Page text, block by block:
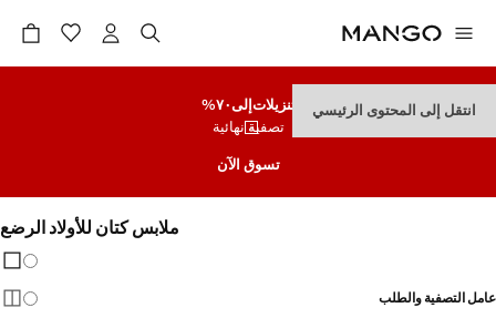
انتقل إلى المحتوى الرئيسي تنزيلاتإلى٧٠%
تصفية نهائية
تسوق الآن
ملابس كتان للأولاد الرضع
عامل التصفية والطلب